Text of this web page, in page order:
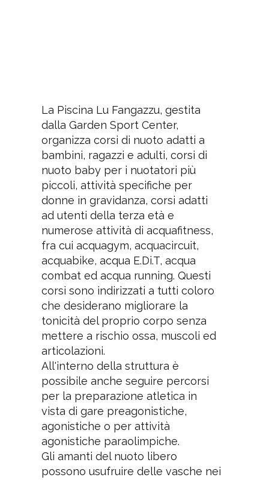
La Piscina Lu Fangazzu, gestita
dalla Garden Sport Center,
organizza corsi di nuoto adatti a
bambini, ragazzi e adulti, corsi di
nuoto baby per i nuotatori più
piccoli, attività specifiche per
donne in gravidanza, corsi adatti
ad utenti della terza età e
numerose attività di acquafitness,
fra cui acquagym, acquacircuit,
acquabike, acqua E.Di.T, acqua
combat ed acqua running. Questi
corsi sono indirizzati a tutti coloro
che desiderano migliorare la
tonicità del proprio corpo senza
mettere a rischio ossa, muscoli ed
articolazioni.
All'interno della struttura è
possibile anche seguire percorsi
per la preparazione atletica in
vista di gare preagonistiche,
agonistiche o per attività
agonistiche paraolimpiche.
Gli amanti del nuoto libero
possono usufruire delle vasche nei